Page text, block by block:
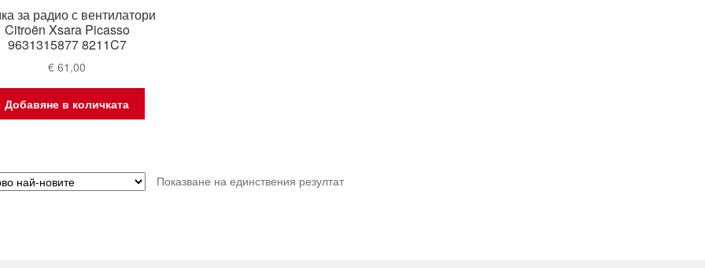
за радио с вентилатори
Citroën Xsara Picasso
9631315877 8211C7
€ 61,00
Добавяне в количката
Показване на единствения резултат